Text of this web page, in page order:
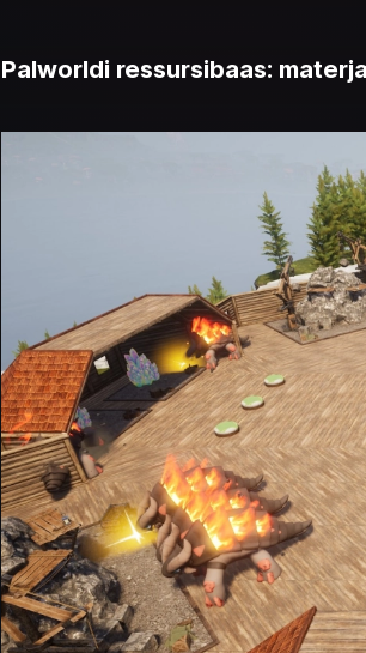
Palworldi ressursibaas: